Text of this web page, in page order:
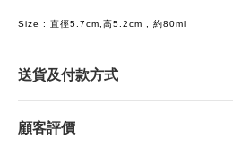
Size : 直徑5.7cm,高5.2cm , 約80ml
送貨及付款方式
顧客評價